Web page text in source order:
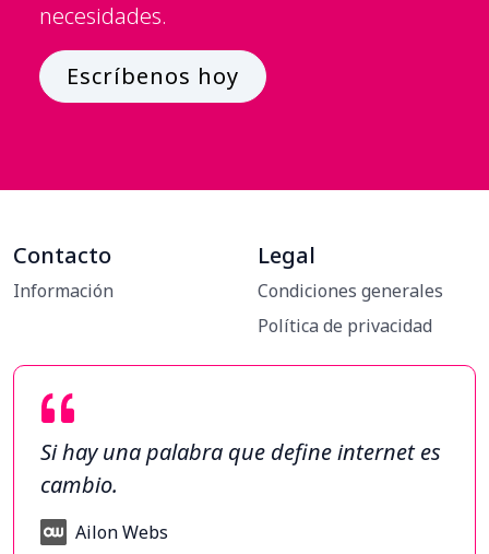
necesidades.
Escríbenos hoy
Contacto
Información
Legal
Condiciones generales
Política de privacidad
Si hay una palabra que define internet es
cambio.
Ailon Webs